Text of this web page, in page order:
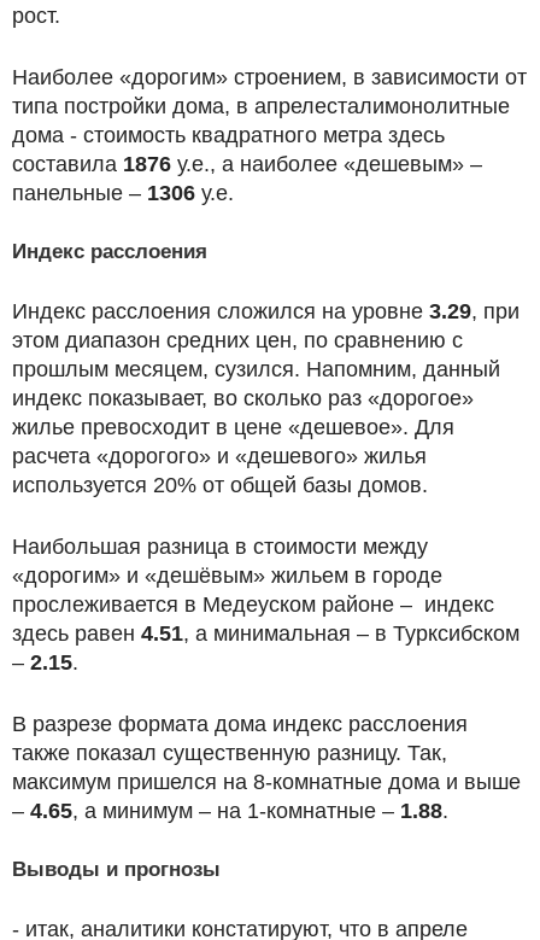
рост.
Наиболее «дорогим» строением, в зависимости от
типа постройки дома, в апрелесталимонолитные
дома - стоимость квадратного метра здесь
составила 1876 у.е., а наиболее «дешевым» –
панельные – 1306 у.е.
Индекс расслоения
Индекс расслоения сложился на уровне 3.29, при
этом диапазон средних цен, по сравнению с
прошлым месяцем, сузился. Напомним, данный
индекс показывает, во сколько раз «дорогое»
жилье превосходит в цене «дешевое». Для
расчета «дорогого» и «дешевого» жилья
используется 20% от общей базы домов.
Наибольшая разница в стоимости между
«дорогим» и «дешёвым» жильем в городе
прослеживается в Медеуском районе – индекс
здесь равен 4.51, а минимальная – в Турксибском
– 2.15.
В разрезе формата дома индекс расслоения
также показал существенную разницу. Так,
максимум пришелся на 8-комнатные дома и выше
– 4.65, а минимум – на 1-комнатные – 1.88.
Выводы и прогнозы
- итак, аналитики констатируют, что в апреле